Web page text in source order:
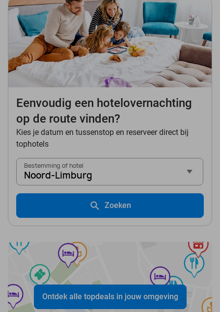
Eenvoudig een hotelovernachting
op de route vinden?
Kies je datum en tussenstop en reserveer direct bij
tophotels
Bestemming of hotel
Noord-Limburg
Zoeken
Ontdek alle topdeals in jouw omgeving